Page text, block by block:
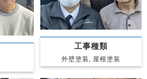
工事種類
外壁塗装, 屋根塗装